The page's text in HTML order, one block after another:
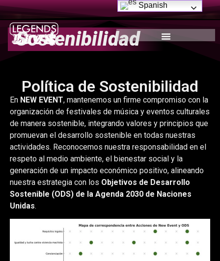
Sostenibilidad
Política de Sostenibilidad
En NEW EVENT, mantenemos un firme compromiso con la
organización de festivales de música y eventos culturales
de manera sostenible, integrando valores y principios que
promuevan el desarrollo sostenible en todas nuestras
actividades. Reconocemos nuestra responsabilidad en el
respeto al medio ambiente, el bienestar social y la
generación de un impacto económico positivo, alineando
nuestra estrategia con los Objetivos de Desarrollo
Sostenible (ODS) de la Agenda 2030 de Naciones
Unidas.
Spanish